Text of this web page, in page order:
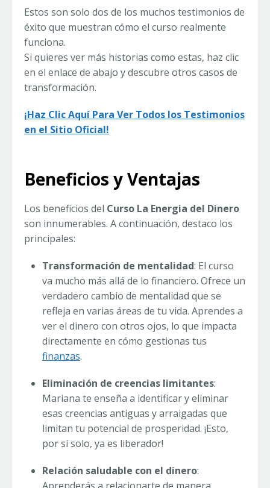
Estos son solo dos de los muchos testimonios de
éxito que muestran cómo el curso realmente
funciona.
Si quieres ver más historias como estas, haz clic
en el enlace de abajo y descubre otros casos de
transformación.
¡Haz Clic Aquí Para Ver Todos los Testimonios
en el Sitio Oficial!
Beneficios y Ventajas
Los beneficios del Curso La Energia del Dinero
son innumerables. A continuación, destaco los
principales:
Transformación de mentalidad: El curso
va mucho más allá de lo financiero. Ofrece un
verdadero cambio de mentalidad que se
refleja en varias áreas de tu vida. Aprendes a
ver el dinero con otros ojos, lo que impacta
directamente en cómo gestionas tus
finanzas.
Eliminación de creencias limitantes:
Mariana te enseña a identificar y eliminar
esas creencias antiguas y arraigadas que
limitan tu potencial de prosperidad. ¡Esto,
por sí solo, ya es liberador!
Relación saludable con el dinero: